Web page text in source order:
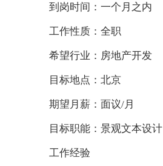
到岗时间：一个月之内
工作性质：全职
希望行业：房地产开发
目标地点：北京
期望月薪：面议/月
目标职能：景观文本设计
工作经验